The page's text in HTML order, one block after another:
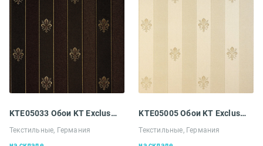
KTE05033 Обои KT Exclusive Ludowig
Текстильные, Германия
KTE05005 Обои KT Exclusive Ludowig
Текстильные, Германия